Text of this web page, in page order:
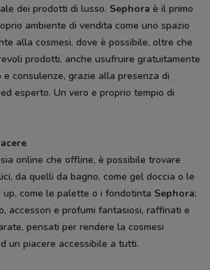
dei prodotti di lusso. Sephora è il primo
ambiente di vendita come uno spazio
alla cosmesi, dove è possibile, oltre che
prodotti, anche usufruire gratuitamente
e consulenze, grazie alla presenza di
esperto. Un vero e proprio tempio di
online che offline, è possibile trovare
da quelli da bagno, come gel doccia o le
come le palette o i fondotinta Sephora;
accessori e profumi fantasiosi, raffinati e
pensati per rendere la cosmesi
un piacere accessibile a tutti.